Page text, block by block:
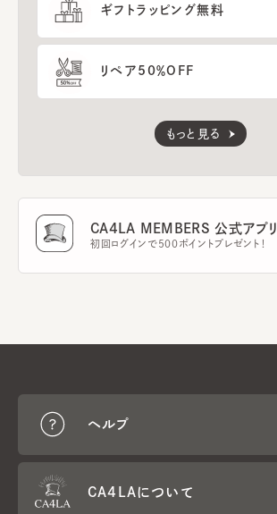
ギフトラッピング無料
リペア50％OFF
もっと見る
CA4LA MEMBERS 公式アプリ
初回ログインで500ポイントプレゼント！
ヘルプ
CA4LAについて